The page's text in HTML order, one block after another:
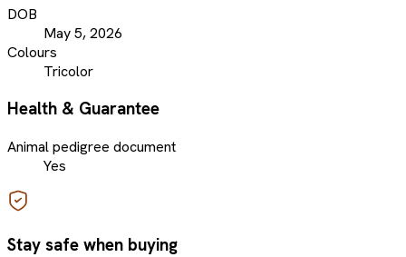
DOB
May 5, 2026
Colours
Tricolor
Health & Guarantee
Animal pedigree document
Yes
Stay safe when buying